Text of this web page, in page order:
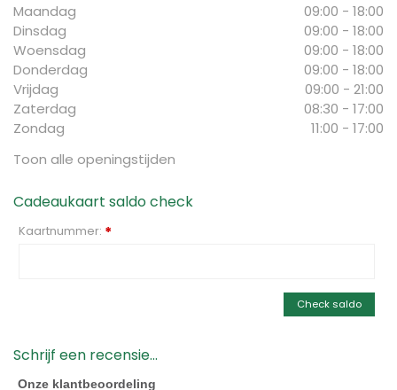
Maandag
09:00 - 18:00
Dinsdag
09:00 - 18:00
Woensdag
09:00 - 18:00
Donderdag
09:00 - 18:00
Vrijdag
09:00 - 21:00
Zaterdag
08:30 - 17:00
Zondag
11:00 - 17:00
Toon alle openingstijden
Cadeaukaart saldo check
Kaartnummer: *
Check saldo
Schrijf een recensie...